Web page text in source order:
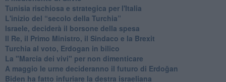
Tunisia rischiosa e strategica per l'Italia
L'inizio del “secolo della Turchia”
Israele, deciderà il borsone della spesa
Il Re, il Primo Ministro, il Sindaco e la Brexit
Turchia al voto, Erdogan in bilico
La "Marcia dei vivi" per non dimenticare
A maggio le urne decideranno il futuro di Erdoğan
Biden ha fatto infuriare la destra israeliana